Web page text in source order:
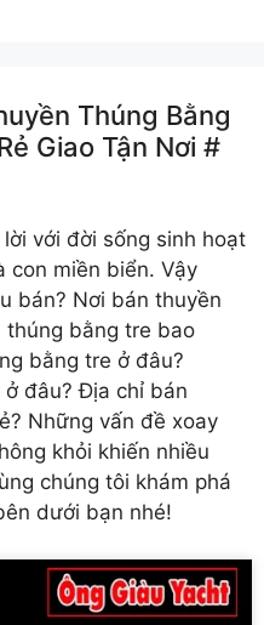
Thúng Bằng
Giao Tận Nơi #
lời với đời sống sinh hoạt
con miền biển. Vậy
bán? Nơi bán thuyền
thúng bằng tre bao
bằng tre ở đâu?
đâu? Địa chỉ bán
Những vấn đề xoay
khỏi khiến nhiều
chúng tôi khám phá
dưới bạn nhé!